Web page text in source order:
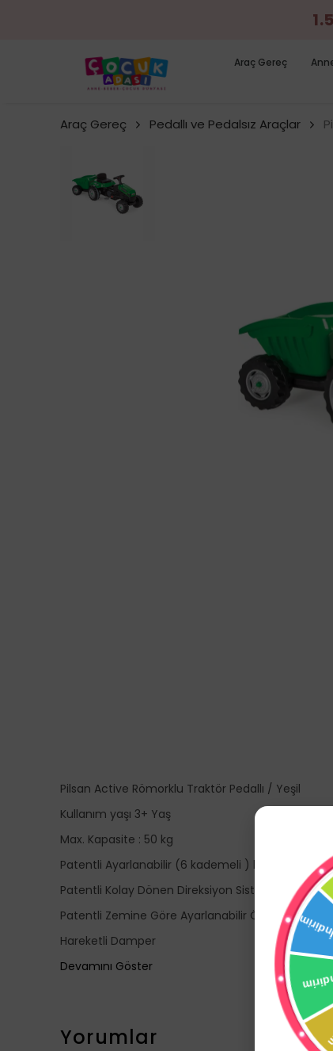
Araç Gereç
Araç Gereç Pedallı ve Pedalsız Araçlar
Pilsan Active Römorklu Traktör Pedallı / Yeşil
Kullanım yaşı 3+ Yaş
Max. Kapasite : 50 kg
Patentli Ayarlanabilir (6 kademeli ) koltuk
Patentli Kolay Dönen Direksiyon Sistemi
Patentli Zemine Göre Ayarlanabilir Ön Takım
Hareketli Damper
Devamını Göster
Yorumlar